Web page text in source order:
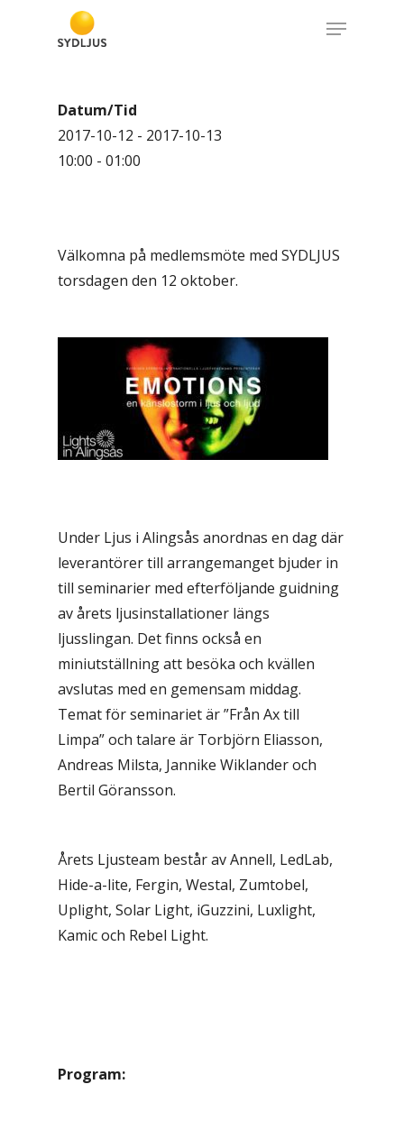
Menu
Datum/Tid
2017-10-12 - 2017-10-13
10:00 - 01:00
Välkomna på medlemsmöte med SYDLJUS
torsdagen den 12 oktober.
Under Ljus i Alingsås anordnas en dag där
leverantörer till arrangemanget bjuder in
till seminarier med efterföljande guidning
av årets ljusinstallationer längs
ljusslingan. Det finns också en
miniutställning att besöka och kvällen
avslutas med en gemensam middag.
Temat för seminariet är ”Från Ax till
Limpa” och talare är Torbjörn Eliasson,
Andreas Milsta, Jannike Wiklander och
Bertil Göransson.
Årets Ljusteam består av Annell, LedLab,
Hide-a-lite, Fergin, Westal, Zumtobel,
Uplight, Solar Light, iGuzzini, Luxlight,
Kamic och Rebel Light.
Program: